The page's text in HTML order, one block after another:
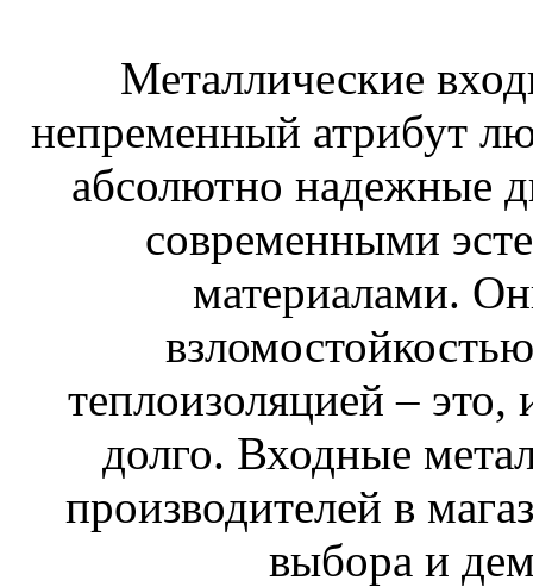
Металлические
непременный атрибут
абсолютно надежные
современными
материалами.
теплоизоляцией –
долго. Входные
производителей в
выбора и